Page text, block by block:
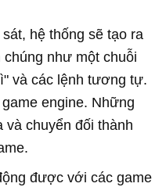
hệ thống sẽ tạo ra
như một chuỗi
và các lệnh tương tự.
engine. Những
và chuyển đối thành
được với các game